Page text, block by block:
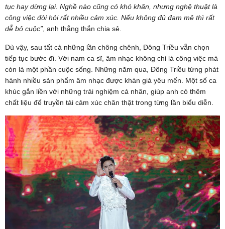
tục hay dừng lại. Nghề nào cũng có khó khăn, nhưng nghệ thuật là
công việc đòi hỏi rất nhiều cảm xúc. Nếu không đủ đam mê thì rất
dễ bỏ cuộc” , anh thẳng thắn chia sẻ.
Dù vậy, sau tất cả những lần chông chênh, Đông Triều vẫn chọn
tiếp tục bước đi. Với nam ca sĩ, âm nhạc không chỉ là công việc mà
còn là một phần cuộc sống. Những năm qua, Đông Triều từng phát
hành nhiều sản phẩm âm nhạc được khán giả yêu mến. Một số ca
khúc gắn liền với những trải nghiệm cá nhân, giúp anh có thêm
chất liệu để truyền tải cảm xúc chân thật trong từng lần biểu diễn.